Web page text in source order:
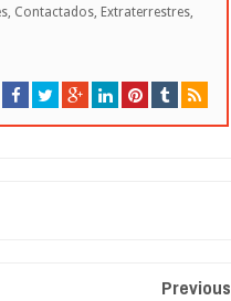
Contactados, Extraterrestres,
Previous